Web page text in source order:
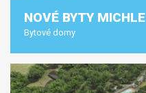
NOVÉ BYTY MICHLE
Bytové domy